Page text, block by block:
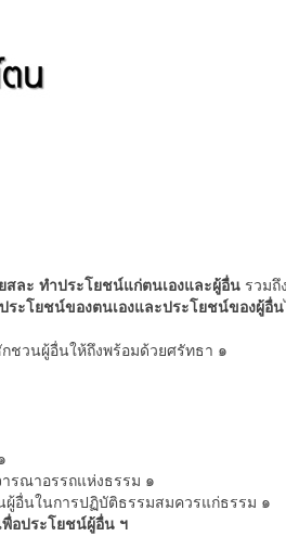
สละ ทำประโยชน์แก่ตนเองและผู้อื่น รวม
ะโยชน์ของตนเองและประโยชน์ของผู้อื่น
ชวนผู้อื่นให้ถึงพร้อมด้วยศรัทธา ๑
รณาอรรถแห่งธรรม ๑
อื่นในการปฏิบัติธรรมสมควรแก่ธรรม ๑
อประโยชน์ผู้อื่น ฯ